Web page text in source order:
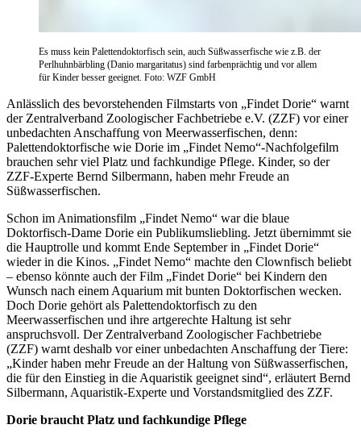
Es muss kein Palettendoktorfisch sein, auch Süßwasserfische wie z.B. der
Perlhuhnbärbling (Danio margaritatus) sind farbenprächtig und vor allem
für Kinder besser geeignet. Foto: WZF GmbH
Anlässlich des bevorstehenden Filmstarts von „Findet Dorie“ warnt
der Zentralverband Zoologischer Fachbetriebe e.V. (ZZF) vor einer
unbedachten Anschaffung von Meerwasserfischen, denn:
Palettendoktorfische wie Dorie im „Findet Nemo“-Nachfolgefilm
brauchen sehr viel Platz und fachkundige Pflege. Kinder, so der
ZZF-Experte Bernd Silbermann, haben mehr Freude an
Süßwasserfischen.
Schon im Animationsfilm „Findet Nemo“ war die blaue
Doktorfisch-Dame Dorie ein Publikumsliebling. Jetzt übernimmt sie
die Hauptrolle und kommt Ende September in „Findet Dorie“
wieder in die Kinos. „Findet Nemo“ machte den Clownfisch beliebt
– ebenso könnte auch der Film „Findet Dorie“ bei Kindern den
Wunsch nach einem Aquarium mit bunten Doktorfischen wecken.
Doch Dorie gehört als Palettendoktorfisch zu den
Meerwasserfischen und ihre artgerechte Haltung ist sehr
anspruchsvoll. Der Zentralverband Zoologischer Fachbetriebe
(ZZF) warnt deshalb vor einer unbedachten Anschaffung der Tiere:
„Kinder haben mehr Freude an der Haltung von Süßwasserfischen,
die für den Einstieg in die Aquaristik geeignet sind“, erläutert Bernd
Silbermann, Aquaristik-Experte und Vorstandsmitglied des ZZF.
Dorie braucht Platz und fachkundige Pflege